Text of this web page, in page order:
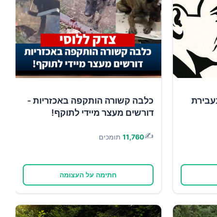
כלבה קשורה הותקפה באכזריות -
דורשים מעצר מיידי לתוקף!
✍️
11,760 תומכים
חתימה על העצומה